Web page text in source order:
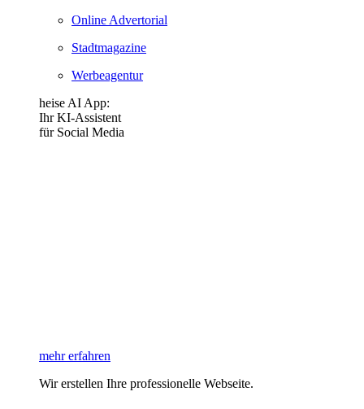
Online Advertorial
Stadtmagazine
Werbeagentur
heise AI App:
Ihr KI-Assistent
für Social Media
mehr erfahren
Wir erstellen Ihre professionelle Webseite.